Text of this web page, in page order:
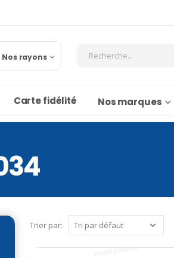
Nos rayons
Carte fidélité Nos marques
Trier par: